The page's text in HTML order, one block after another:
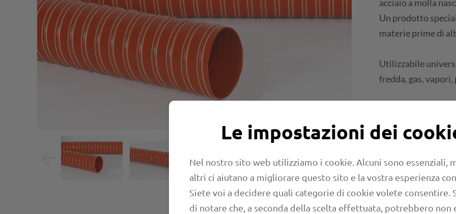
acciaio a molla
Un prodotto
materie prime di
Utilizzabile
fredda, gas,
Le impostazioni dei
Nel nostro sito web utilizziamo i cookie. Alcuni sono essenziali,
altri ci aiutano a migliorare questo sito e la vostra esperienza
Siete voi a decidere quali categorie di cookie volete consentire.
di notare che, a seconda della scelta effettuata, potrebbero non